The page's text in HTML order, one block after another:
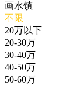
画水镇
不限
20万以下
20-30万
30-40万
40-50万
50-60万